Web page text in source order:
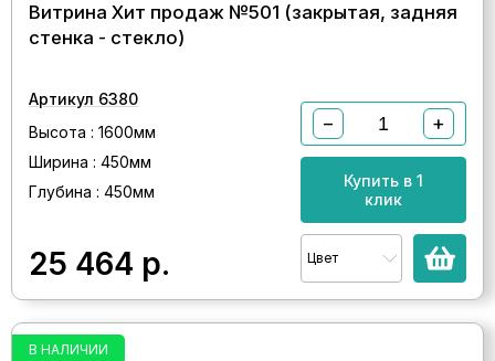
Витрина Хит продаж №501 (закрытая, задняя
стенка - стекло)
Артикул 6380
Высота : 1600мм
Ширина : 450мм
Глубина : 450мм
25 464 р.
− +
Купить в 1
клик
Цвет
В НАЛИЧИИ